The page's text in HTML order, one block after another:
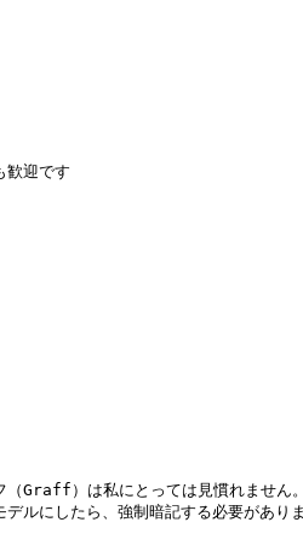
歓迎です
（Graff）は私にとっては見慣れません
デルにしたら、強制暗記する必要があり